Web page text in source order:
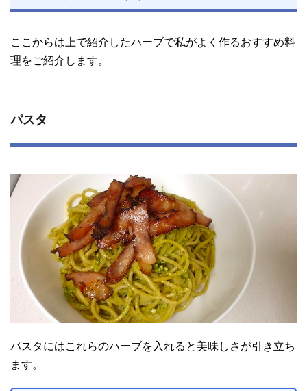
ここからは上で紹介したハーブで私がよく作るおすすめ料
理をご紹介します。
パスタ
パスタにはこれらのハーブを入れると美味しさが引き立ち
ます。